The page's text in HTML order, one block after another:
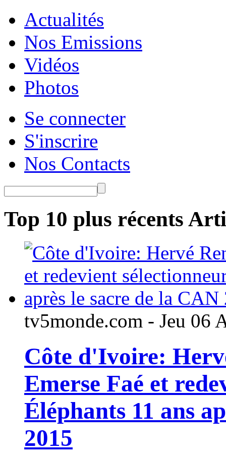
Actualités
Nos Emissions
Vidéos
Photos
Se connecter
S'inscrire
Nos Contacts
Top 10 plus récents
tv5monde.com - Jeu 06
Côte d'Ivoire:
Emerse Faé et
Éléphants 11 ans
2015